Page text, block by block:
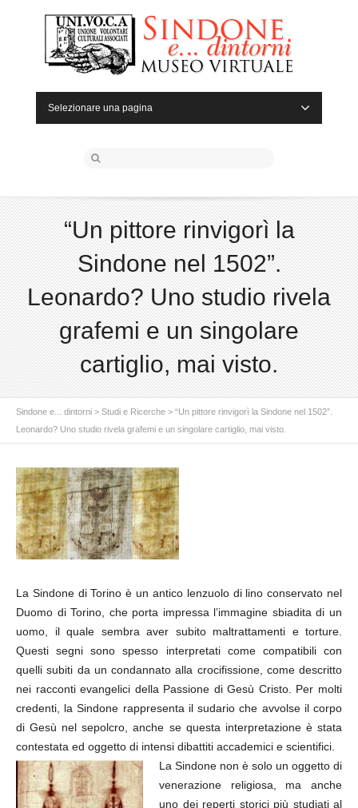
Selezionare una pagina
“Un pittore rinvigorì la
Sindone nel 1502”.
Leonardo? Uno studio rivela
grafemi e un singolare
cartiglio, mai visto.
Sindone e... dintorni > Studi e Ricerche > “Un pittore rinvigorì la Sindone nel 1502”.
Leonardo? Uno studio rivela grafemi e un singolare cartiglio, mai visto.
La Sindone di Torino è un antico lenzuolo di lino conservato nel
Duomo di Torino, che porta impressa l’immagine sbiadita di un
uomo, il quale sembra aver subito maltrattamenti e torture.
Questi segni sono spesso interpretati come compatibili con
quelli subiti da un condannato alla crocifissione, come descritto
nei racconti evangelici della Passione di Gesù Cristo. Per molti
credenti, la Sindone rappresenta il sudario che avvolse il corpo
di Gesù nel sepolcro, anche se questa interpretazione è stata
contestata ed oggetto di intensi dibattiti accademici e scientifici.
La Sindone non è solo un oggetto di
venerazione religiosa, ma anche
uno dei reperti storici più studiati al